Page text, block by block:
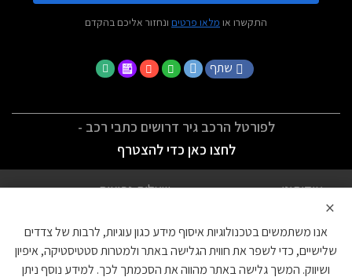
התקשרו או מלאו פרטים ונחזור אליכם בהקדם
שתף
לפורטל הרכב גיר דרושים כתבי רכב -
לחצו כאן כדי להצטרף
אודותינו
שאלות נפוצות
הצהרת נגישות
צור קשר
×
אנו משתמשים בטכנולוגיות איסוף מידע כגון עוגיות, לרבות של צדדים
שלישיים, כדי לשפר את חווית הגלישה באתר ולמטרות סטטיסטיקה, איפיון
ושיווק. המשך גלישה באתר מהווה את הסכמתך לכך. למידע נוסף ניתן